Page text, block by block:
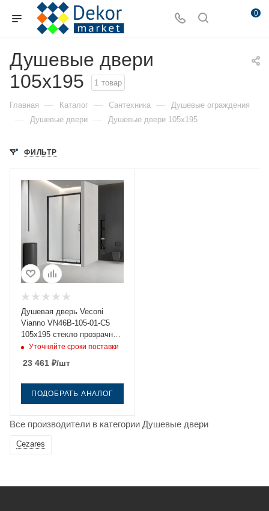
0
Душевые двери
105x195
1 товар
Главная — Каталог — Сантехника — Душевые ограждения
— Душевые двери — Душевые двери 105x195
ФИЛЬТР
Душевая дверь Veconi
Vianno VN46B-105-01-C5
105х195 стекло прозрачное
профиль черный
Уточняйте сроки поставки
23 461 ₽/шт
ПОДОБРАТЬ АНАЛОГ
Все производители в категории Душевые двери
Cezares